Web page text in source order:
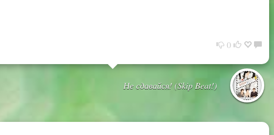
0
Не сдавайся! (Skip Beat!)